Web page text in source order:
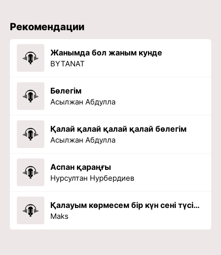
Рекомендации
Жанымда бол жаным кунде
BYTANAT
Бөлегім
Асылжан Абдулла
Қалай қалай қалай қалай бөлегім
Асылжан Абдулла
Аспан қараңғы
Нурсултан Нурбердиев
Қалауым көрмесем бір күн сені түсімде
Maks